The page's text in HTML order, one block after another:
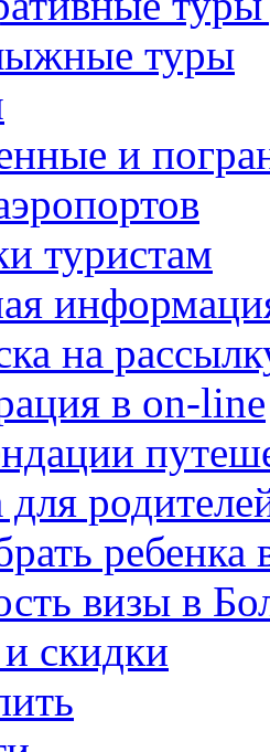
туры
и
туристам
на
в on-line
для
ребенка
визы в
скидки